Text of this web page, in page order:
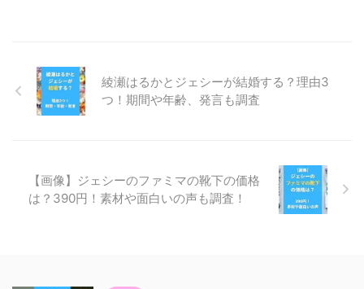
綾瀬はるかとジェシーが結婚する？理由3
つ！期間や年齢、発言も調査
【画像】ジェシーのファミマの靴下の価格
は？390円！素材や面白いの声も調査！